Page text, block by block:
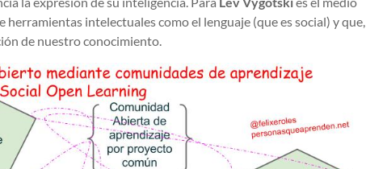
intelectuales como el lenguaje (que es social) y que,
de nuestro conocimiento.